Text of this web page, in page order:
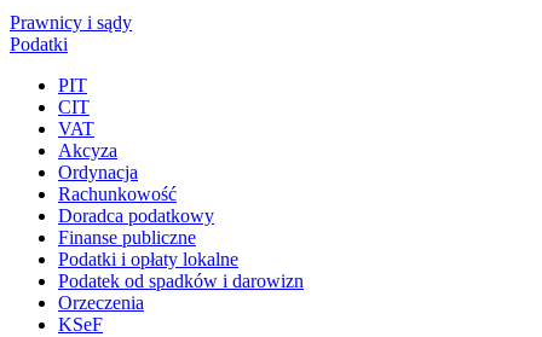
Prawnicy i sądy
Podatki
PIT
CIT
VAT
Akcyza
Ordynacja
Rachunkowość
Doradca podatkowy
Finanse publiczne
Podatki i opłaty lokalne
Podatek od spadków i darowizn
Orzeczenia
KSeF